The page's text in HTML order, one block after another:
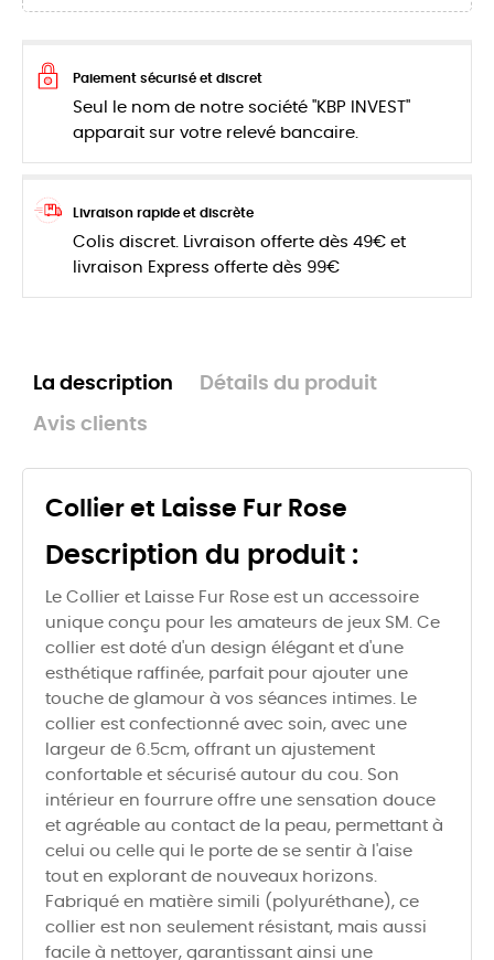
Paiement sécurisé et discret
Seul le nom de notre société "KBP INVEST"
apparait sur votre relevé bancaire.
Livraison rapide et discrète
Colis discret. Livraison offerte dès 49€ et
livraison Express offerte dès 99€
La description Détails du produit
Avis clients
Collier et Laisse Fur Rose
Description du produit :
Le Collier et Laisse Fur Rose est un accessoire
unique conçu pour les amateurs de jeux SM. Ce
collier est doté d'un design élégant et d'une
esthétique raffinée, parfait pour ajouter une
touche de glamour à vos séances intimes. Le
collier est confectionné avec soin, avec une
largeur de 6.5cm, offrant un ajustement
confortable et sécurisé autour du cou. Son
intérieur en fourrure offre une sensation douce
et agréable au contact de la peau, permettant à
celui ou celle qui le porte de se sentir à l'aise
tout en explorant de nouveaux horizons.
Fabriqué en matière simili (polyuréthane), ce
collier est non seulement résistant, mais aussi
facile à nettoyer, garantissant ainsi une